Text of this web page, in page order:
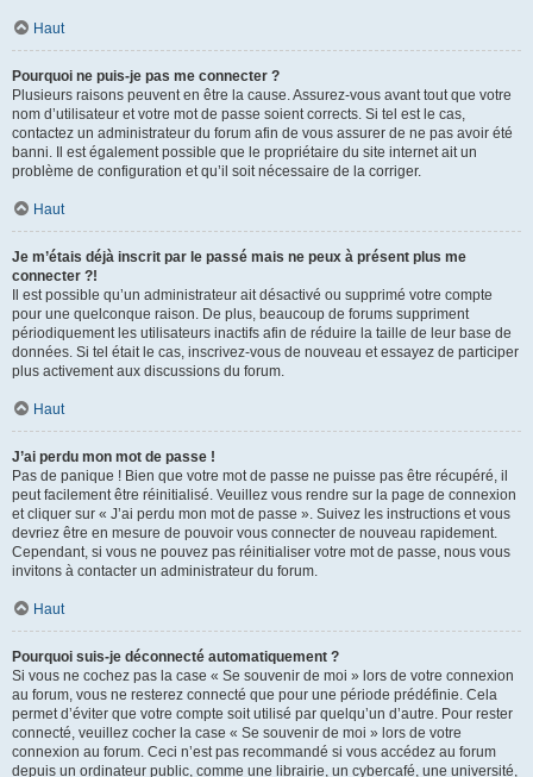
Haut
Pourquoi ne puis-je pas me connecter ?
Plusieurs raisons peuvent en être la cause. Assurez-vous avant tout que votre
nom d’utilisateur et votre mot de passe soient corrects. Si tel est le cas,
contactez un administrateur du forum afin de vous assurer de ne pas avoir été
banni. Il est également possible que le propriétaire du site internet ait un
problème de configuration et qu’il soit nécessaire de la corriger.
Haut
Je m’étais déjà inscrit par le passé mais ne peux à présent plus me
connecter ?!
Il est possible qu’un administrateur ait désactivé ou supprimé votre compte
pour une quelconque raison. De plus, beaucoup de forums suppriment
périodiquement les utilisateurs inactifs afin de réduire la taille de leur base de
données. Si tel était le cas, inscrivez-vous de nouveau et essayez de participer
plus activement aux discussions du forum.
Haut
J’ai perdu mon mot de passe !
Pas de panique ! Bien que votre mot de passe ne puisse pas être récupéré, il
peut facilement être réinitialisé. Veuillez vous rendre sur la page de connexion
et cliquer sur « J’ai perdu mon mot de passe ». Suivez les instructions et vous
devriez être en mesure de pouvoir vous connecter de nouveau rapidement.
Cependant, si vous ne pouvez pas réinitialiser votre mot de passe, nous vous
invitons à contacter un administrateur du forum.
Haut
Pourquoi suis-je déconnecté automatiquement ?
Si vous ne cochez pas la case « Se souvenir de moi » lors de votre connexion
au forum, vous ne resterez connecté que pour une période prédéfinie. Cela
permet d’éviter que votre compte soit utilisé par quelqu’un d’autre. Pour rester
connecté, veuillez cocher la case « Se souvenir de moi » lors de votre
connexion au forum. Ceci n’est pas recommandé si vous accédez au forum
depuis un ordinateur public, comme une librairie, un cybercafé, une université,